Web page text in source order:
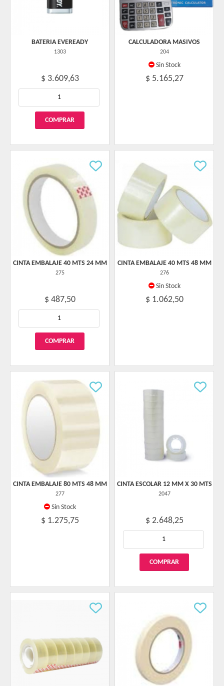
BATERIA EVEREADY
1303
$ 3.609,63
CALCULADORA MASIVOS
204
Sin Stock
$ 5.165,27
CINTA EMBALAJE 40 MTS 24 MM
275
$ 487,50
CINTA EMBALAJE 40 MTS 48 MM
276
Sin Stock
$ 1.062,50
CINTA EMBALAJE 80 MTS 48 MM
277
Sin Stock
$ 1.275,75
CINTA ESCOLAR 12 MM X 30 MTS
2047
$ 2.648,25